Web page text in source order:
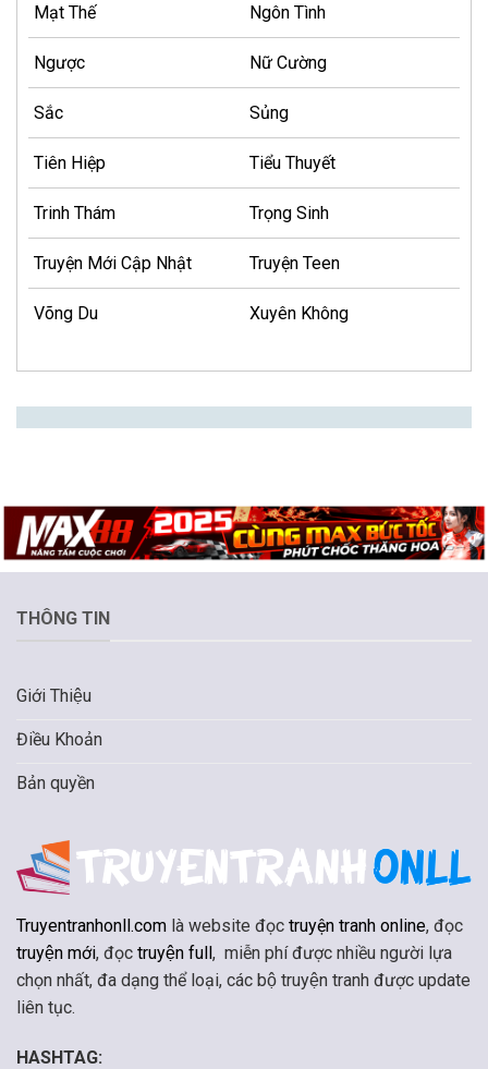
Mạt Thế Ngôn Tình
Ngược Nữ Cường
Sắc Sủng
Tiên Hiệp Tiểu Thuyết
Trinh Thám Trọng Sinh
Truyện Mới Cập Nhật Truyện Teen
Võng Du Xuyên Không
THÔNG TIN
Giới Thiệu
Điều Khoản
Bản quyền
Truyentranhonll.com là website đọc truyện tranh online, đọc
truyện mới, đọc truyện full , miễn phí được nhiều người lựa
chọn nhất, đa dạng thể loại, các bộ truyện tranh được update
liên tục.
HASHTAG: